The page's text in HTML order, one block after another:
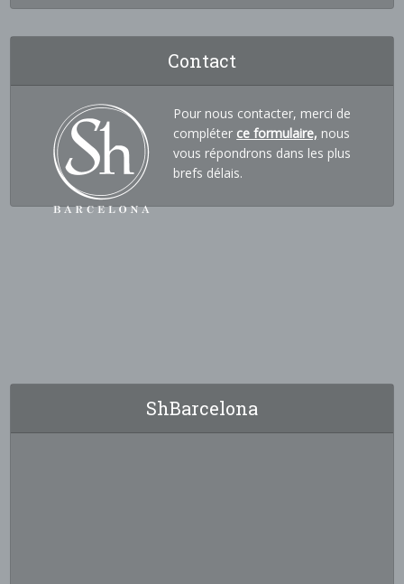
Contact
Pour nous contacter, merci de
compléter ce formulaire, nous
vous répondrons dans les plus
brefs délais.
ShBarcelona